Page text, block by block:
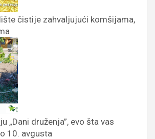
čistije zahvaljujući komšijama,
„Dani druženja”, evo šta vas
10. avgusta